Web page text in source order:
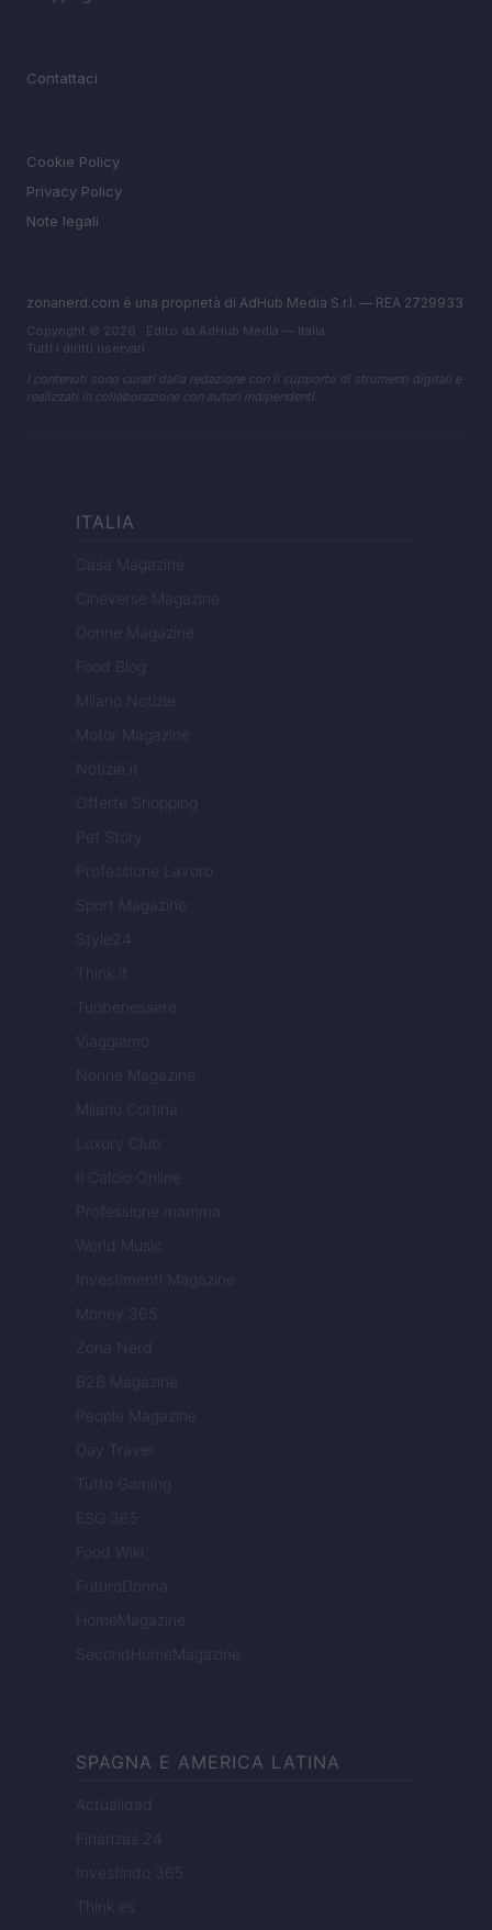
Contattaci
Cookie Policy
Privacy Policy
Note legali
zonanerd.com è una proprietà di AdHub Media S.r.l. — REA 2729933
Copyright © 2026 · Edito da AdHub Media — Italia
Tutti i diritti riservati
I contenuti sono curati dalla redazione con il supporto di strumenti digitali e
realizzati in collaborazione con autori indipendenti.
ITALIA
Casa Magazine
Cineverse Magazine
Donne Magazine
Food Blog
Milano Notizie
Motor Magazine
Notizie.it
Offerte Shopping
Pet Story
Professione Lavoro
Sport Magazine
Style24
Think.it
Tuobenessere
Viaggiamo
Nonne Magazine
Milano Cortina
Luxury Club
Il Calcio Online
Professione mamma
World Music
Investimenti Magazine
Money 365
Zona Nerd
B2B Magazine
People Magazine
Day Travel
Tutto Gaming
ESG 365
Food Wiki
FuturoDonna
HomeMagazine
SecondHomeMagazine
SPAGNA E AMERICA LATINA
Actualidad
Finanzas 24
Investindo 365
Think.es